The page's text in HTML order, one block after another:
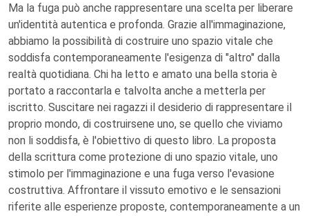
Ma la fuga può anche rappresentare una scelta per liberare
un'identità autentica e profonda. Grazie all'immaginazione,
abbiamo la possibilità di costruire uno spazio vitale che
soddisfa contemporaneamente l'esigenza di "altro" dalla
realtà quotidiana. Chi ha letto e amato una bella storia è
portato a raccontarla e talvolta anche a metterla per
iscritto. Suscitare nei ragazzi il desiderio di rappresentare il
proprio mondo, di costruirsene uno, se quello che viviamo
non li soddisfa, è l'obiettivo di questo libro. La proposta
della scrittura come protezione di uno spazio vitale, uno
stimolo per l'immaginazione e una fuga verso l'evasione
costruttiva. Affrontare il vissuto emotivo e le sensazioni
riferite alle esperienze proposte, contemporaneamente a un